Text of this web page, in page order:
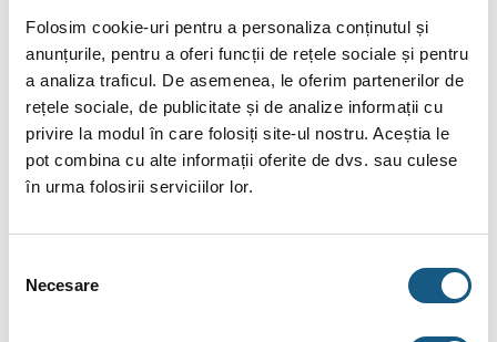
Folosim cookie-uri pentru a personaliza conținutul și
anunțurile, pentru a oferi funcții de rețele sociale și pentru
a analiza traficul. De asemenea, le oferim partenerilor de
rețele sociale, de publicitate și de analize informații cu
privire la modul în care folosiți site-ul nostru. Aceștia le
pot combina cu alte informații oferite de dvs. sau culese
în urma folosirii serviciilor lor.
consimțământului
Necesare
DESCRIERE